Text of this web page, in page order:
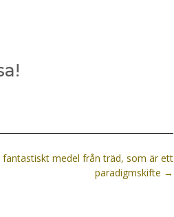
fantastiskt medel från träd, som är ett
paradigmskifte →